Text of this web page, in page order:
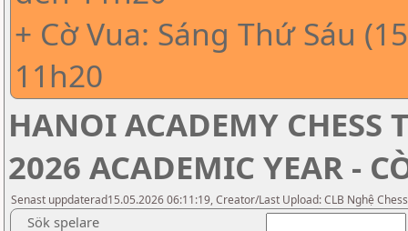
+ Cờ Vua: Sáng Thứ Sáu
11h20
HANOI ACADEMY CHESS
2026 ACADEMIC YEAR -
Senast uppdaterad15.05.2026 06:11:19, Creator/Last Upload: CLB Nghệ Chess
Sök spelare